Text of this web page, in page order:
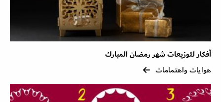
أفكار لتوزيعات شهر رمضان المبارك
هوايات واهتمامات